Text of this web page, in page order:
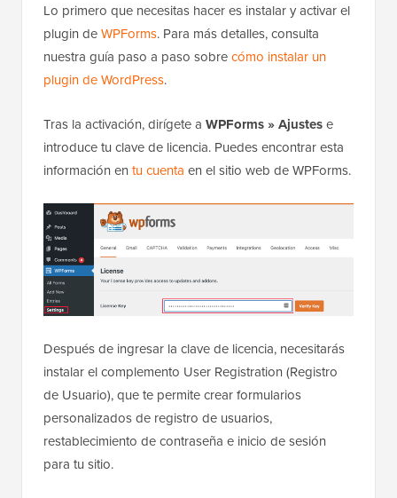
Lo primero que necesitas hacer es instalar y activar el
plugin deWPForms. Para más detalles, consulta
nuestra guía paso a paso sobrecómo instalar un
plugin de WordPress.
Tras la activación, dirígete a WPForms » Ajustese
introduce tu clave de licencia. Puedes encontrar esta
información en tu cuenta en el sitio web de WPForms.
Después de ingresar la clave de licencia, necesitarás
instalar el complemento User Registration (Registro
de Usuario), que te permite crear formularios
personalizados de registro de usuarios,
restablecimiento de contraseña e inicio de sesión
para tu sitio.